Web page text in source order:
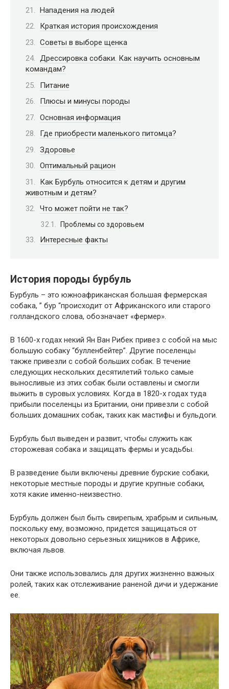
Нападения на людей
Краткая история происхождения
Советы в выборе щенка
Дрессировка собаки. Как научить основным
командам?
Питание
Плюсы и минусы породы
Основная информация
Где приобрести маленького питомца?
Здоровье
Оптимальный рацион
Как Бурбуль относится к детям и другим
животным и детям?
Что может пойти не так?
Проблемы со здоровьем
Интересные факты
История породы бурбуль
Бурбуль – это южноафриканская большая фермерская
собака, ” бур “происходит от Африканского или старого
голландского слова, обозначает «фермер».
В 1600-х годах некий Ян Ван Рибек привез с собой на мыс
большую собаку “булленбейтер”. Другие поселенцы
также привезли с собой больших собак. В течение
следующих нескольких десятилетий только самые
выносливые из этих собак были оставлены и смогли
выжить в суровых условиях. Когда в 1820-х годах туда
прибыли поселенцы из Британии, они привезли с собой
больших домашних собак, таких как мастифы и бульдоги.
Бурбуль был выведен и развит, чтобы служить как
сторожевая собака и защищать фермы и усадьбы.
В разведение были включены древние бурские собаки,
некоторые местные породы и другие крупные собаки,
хотя какие именно-неизвестно.
Бурбуль должен был быть свирепым, храбрым и сильным,
поскольку ему, возможно, придется защищаться от
некоторых довольно серьезных хищников в Африке,
включая львов.
Они также использовались для других жизненно важных
ролей, таких как отслеживание раненой дичи и удержание
ее.